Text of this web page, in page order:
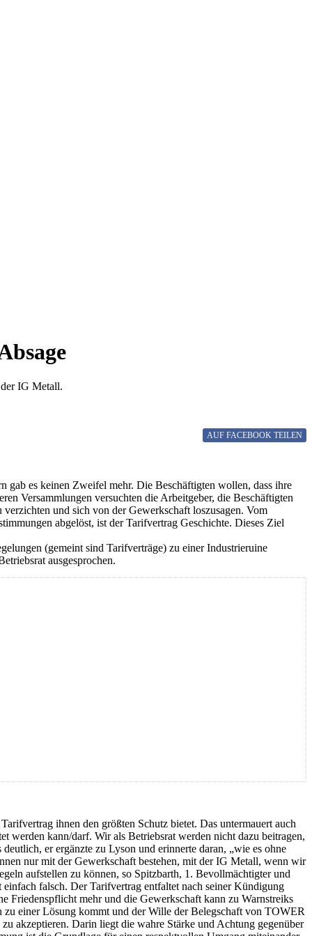
IG Metall.
AUF FACEBOOK TEILEN
gab es keinen Zweifel mehr. Die Beschäftigten wollen, dass ihre
Versammlungen versuchten die Arbeitgeber, die Beschäftigten
und sich von der Gewerkschaft loszusagen. Vom
abgelöst, ist der Tarifvertrag Geschichte. Dieses Ziel
(gemeint sind Tarifverträge) zu einer Industrieruine
ausgesprochen.
ihnen den größten Schutz bietet. Das untermauert auch
werden kann/darf. Wir als Betriebsrat werden nicht dazu beitragen,
er ergänzte zu Lyson und erinnerte daran, „wie es ohne
nur mit der Gewerkschaft bestehen, mit der IG Metall, wenn wir
aufstellen zu können, so Spitzbarth, 1. Bevollmächtigter und
falsch. Der Tarifvertrag entfaltet nach seiner Kündigung
Friedenspflicht mehr und die Gewerkschaft kann zu Warnstreiks
zu einer Lösung kommt und der Wille der Belegschaft von TOWER
akzeptieren. Darin liegt die wahre Stärke und Achtung gegenüber